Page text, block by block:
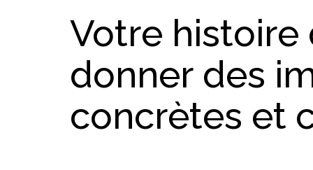
Votre
donner des
concrètes et